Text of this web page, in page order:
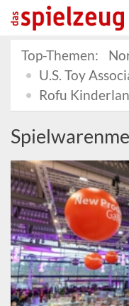
Top-Themen:
U.S. Toy
Rofu